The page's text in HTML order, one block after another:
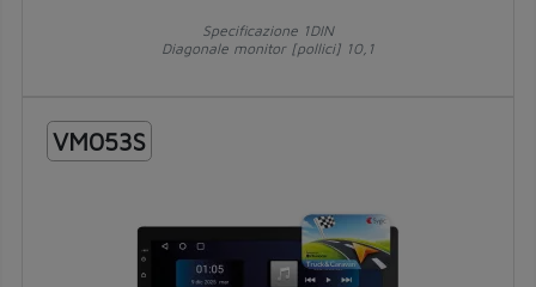
Specificazione 1DIN
Diagonale monitor [pollici] 10,1
VM053S